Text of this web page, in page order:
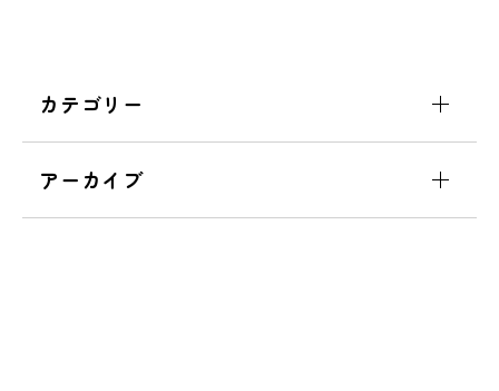
カテゴリー
アーカイブ